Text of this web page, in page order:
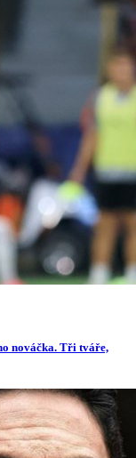
nováčka. Tři tváře,